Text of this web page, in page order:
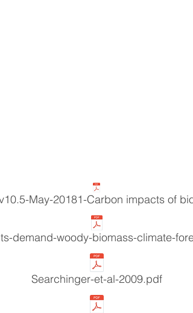
May-20181-Carbon impacts of
demand-woody-biomass-climate-
Searchinger-et-al-2009.pdf